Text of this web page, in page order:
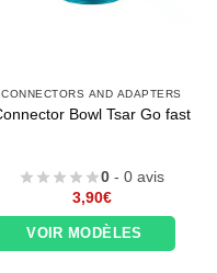
CONNECTORS AND ADAPTERS
Connector Bowl Tsar Go fast
0 - 0 avis
3,90€
VOIR MODÈLES